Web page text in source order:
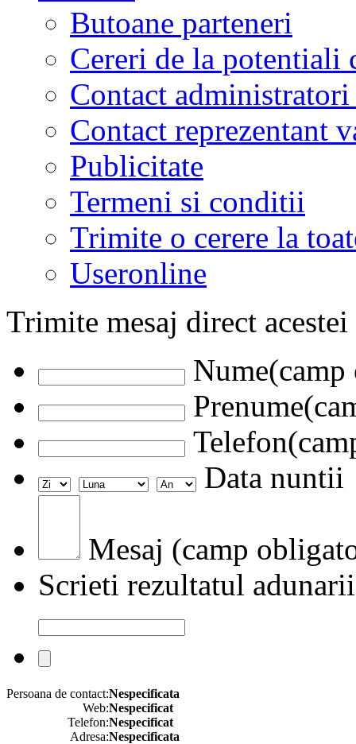
Butoane parteneri
Cereri de la potentiali
Contact
Contact reprezentant
Publicitate
Termeni si conditii
Trimite o cerere la
Useronline
Trimite mesaj direct
Data nuntii
Mesaj (camp
Scrieti rezultatul adunarii
Persoana de contact:Nespecificata
Web:Nespecificat
Telefon:Nespecificat
Adresa:Nespecificata